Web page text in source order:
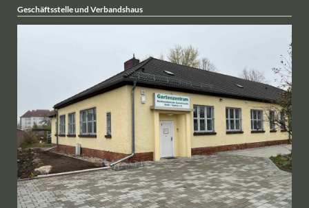
Geschäftsstelle und Verbandshaus